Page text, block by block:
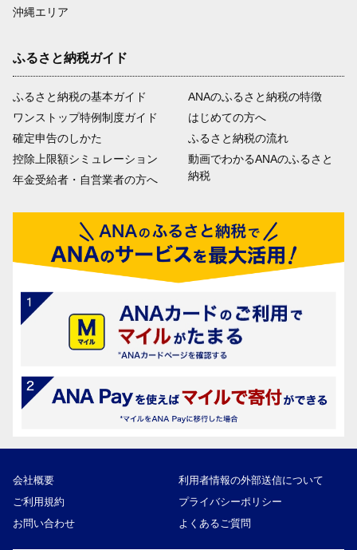
沖縄エリア
ふるさと納税ガイド
ふるさと納税の基本ガイド
ワンストップ特例制度ガイド
確定申告のしかた
控除上限額シミュレーション
年金受給者・自営業者の方へ
ANAのふるさと納税の特徴
はじめての方へ
ふるさと納税の流れ
動画でわかるANAのふるさと
納税
会社概要
利用者情報の外部送信について
ご利用規約
プライバシーポリシー
お問い合わせ
よくあるご質問